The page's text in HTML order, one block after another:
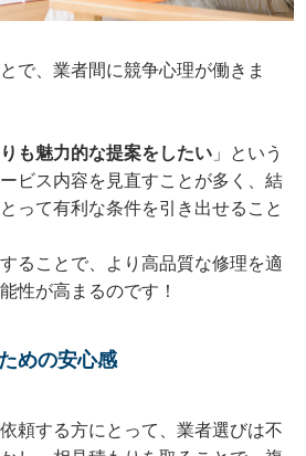
で、業者間に競争心理が働きま
も魅力的な提案をしたい 」という
ビス内容を見直すことが多く、結
って有利な条件を引き出せること
ることで、より高品質な修理を適
性が高まるのです！
めの安心感
頼する方にとって、業者選びは不